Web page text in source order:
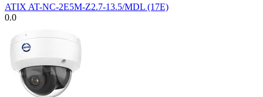
ATIX AT-NC-2E5M-Z2.7-13.5/MDL (17E)
0.0